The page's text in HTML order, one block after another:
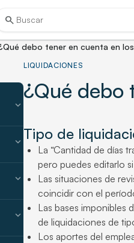
search
debo tener en cuenta en
expand_more
expand_more
expand_more
expand_more
LIQUIDACIONES
¿Qué debo
Tipo de
La “Cantidad de días
pero puedes editarlo
Las situaciones de
coincidir con el
Las bases imponibles
de liquidaciones de
Los aportes del